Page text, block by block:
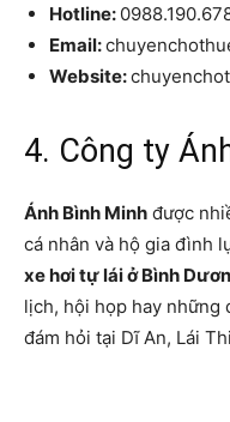
Hotline:
Email:
Website:
4. Công ty
Ánh Bình Minh được
cá nhân và hộ gia đình
xe hơi tự lái ở Bình
lịch, hội họp hay những
đám hỏi tại Dĩ An, Lái